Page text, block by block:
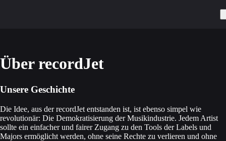
Über recordJet
Unsere Geschichte
Die Idee, aus der recordJet entstanden ist, ist ebenso simpel wie
revolutionär: Die Demokratisierung der Musikindustrie. Jedem Artist
sollte ein einfacher und fairer Zugang zu den Tools der Labels und
Majors ermöglicht werden, ohne seine Rechte zu verlieren und ohne